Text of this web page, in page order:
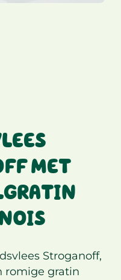
MET
Stroganoff,
romige gratin